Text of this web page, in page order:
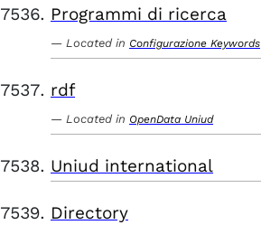
Programmi di ricerca
Located in Configurazione Keywords
rdf
Located in OpenData Uniud
Uniud international
Directory